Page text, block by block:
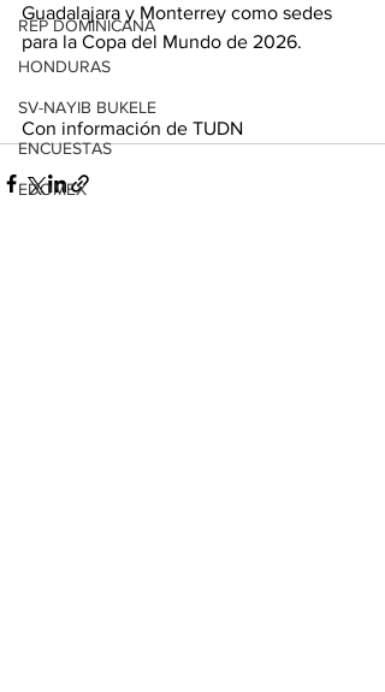
REP DOMINICANA
HONDURAS
SV-NAYIB BUKELE
ENCUESTAS
EDOMEX
Guadalajara y Monterrey como sedes
para la Copa del Mundo de 2026.
Con información de TUDN